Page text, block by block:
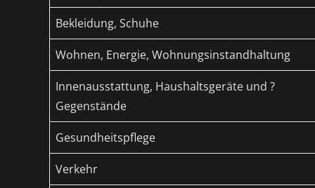
Bekleidung, Schuhe
Wohnen, Energie, Wohnungsinstandhaltung
Innenausstattung, Haushaltsgeräte und ?
Gegenstände
Gesundheitspflege
Verkehr